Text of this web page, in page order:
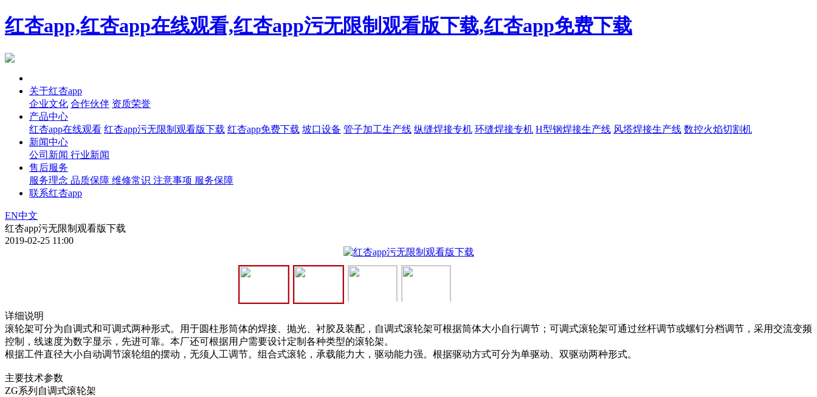
红杏app,红杏app在线观看,红杏app污无限制观看版下载,红杏app免费下载
关于红杏app
企业文化 合作伙伴 资质荣誉
产品中心
红杏app在线观看 红杏app污无限制观看版下载 红杏app免费下载 坡口设备 管子加工生产线 纵缝焊接专机 环缝焊接专机 H型钢焊接生产线 风塔焊接生产线 数控火焰切割机
新闻中心
公司新闻 行业新闻
售后服务
服务理念 品质保障 维修常识 注意事项 服务保障
联系红杏app
EN中文
红杏app污无限制观看版下载
2019-02-25 11:00
详细说明
滚轮架可分为自调式和可调式两种形式。用于圆柱形筒体的焊接、抛光、衬胶及装配，自调式滚轮架可根据筒体大小自行调节；可调式滚轮架可通过丝杆调节或螺钉分档调节，采用交流变频
控制，线速度为数字显示，先进可靠。本厂还可根据用户需要设计定制各种类型的滚轮架。
根据工件直径大小自动调节滚轮组的摆动，无须人工调节。组合式滚轮，承载能力大，驱动能力强。根据驱动方式可分为单驱动、双驱动两种形式。
主要技术参数
ZG系列自调式滚轮架